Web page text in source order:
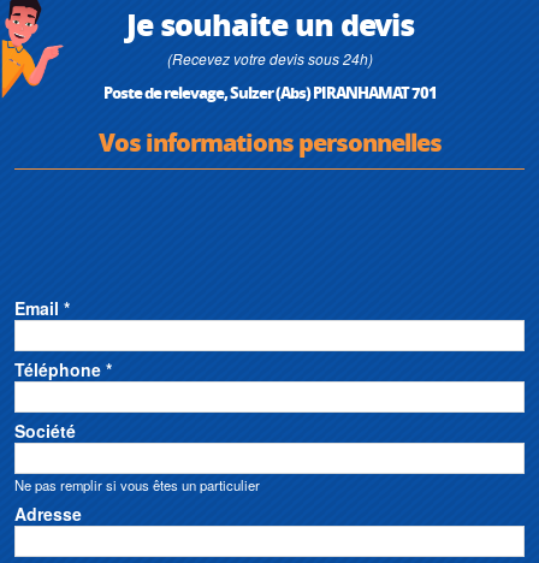
Je souhaite un devis
(Recevez votre devis sous 24h)
Poste de relevage, Sulzer (Abs) PIRANHAMAT 701
Vos informations personnelles
Email *
Téléphone *
Société
Ne pas remplir si vous êtes un particulier
Adresse